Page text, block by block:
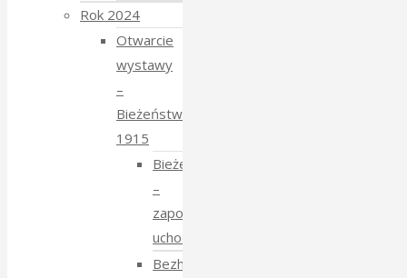
Rok 2024
Otwarcie
wystawy
–
Bieżeństwo
1915
Bieżeństwo
–
zapomniane
uchodźstwo
Bezhenstvo